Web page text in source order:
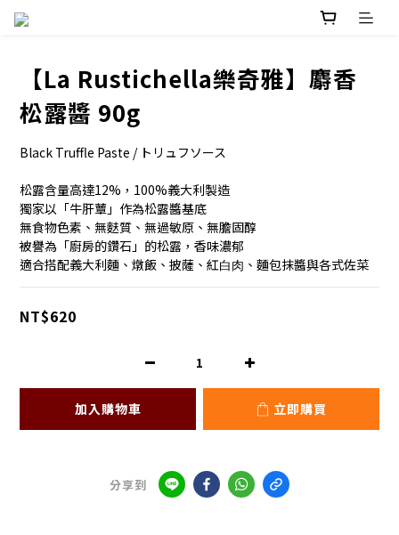
【La Rustichella樂奇雅】麝香
松露醬 90g
Black Truffle Paste / トリュフソース
松露含量高達12%，100%義大利製造
獨家以「牛肝蕈」作為松露醬基底
無食物色素、無麩質、無過敏原、無膽固醇
被譽為「廚房的鑽石」的松露，香味濃郁
適合搭配義⼤利麵、燉飯、披薩、紅⽩⾁、麵包抹醬與各式佐菜
NT$620
加入購物車 立即購買
分享到